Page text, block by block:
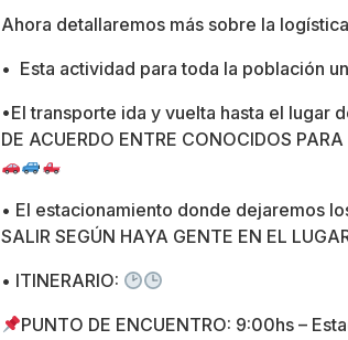
Ahora detallaremos más sobre la
• Esta actividad para toda la población
•El transporte ida y vuelta hasta el lugar
DE ACUERDO ENTRE CONOCIDOS
• El estacionamiento donde dejaremos
SALIR SEGÚN HAYA GENTE EN EL
• ITINERARIO:
PUNTO DE ENCUENTRO: 9:00hs –